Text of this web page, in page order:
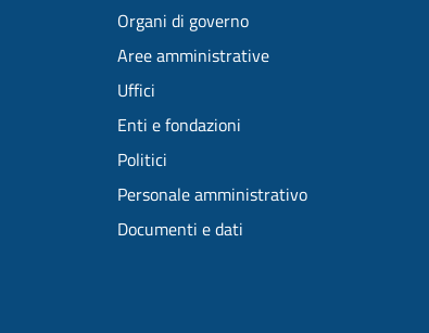
Organi di governo
Aree amministrative
Uffici
Enti e fondazioni
Politici
Personale amministrativo
Documenti e dati